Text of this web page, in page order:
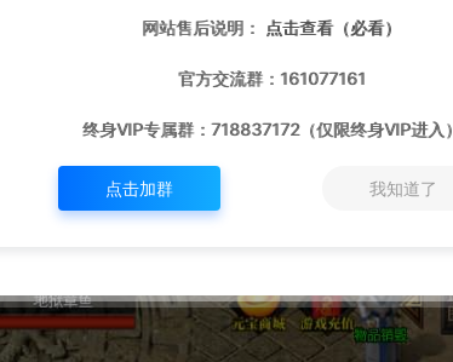
网站售后说明： 点击查看（必看）
官方交流群：161077161
终身VIP专属群：718837172（仅限终身VIP进入）
点击加群 我知道了